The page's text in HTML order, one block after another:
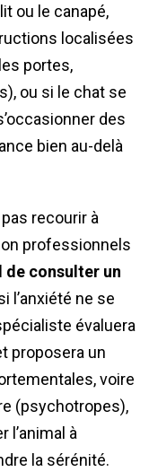
ou le canapé,
localisées
portes,
ou si le chat se
des
bien au-delà
recourir à
professionnels
de consulter un
l’anxiété ne se
évaluera
proposera un
voire
(psychotropes),
l’animal à
la sérénité.